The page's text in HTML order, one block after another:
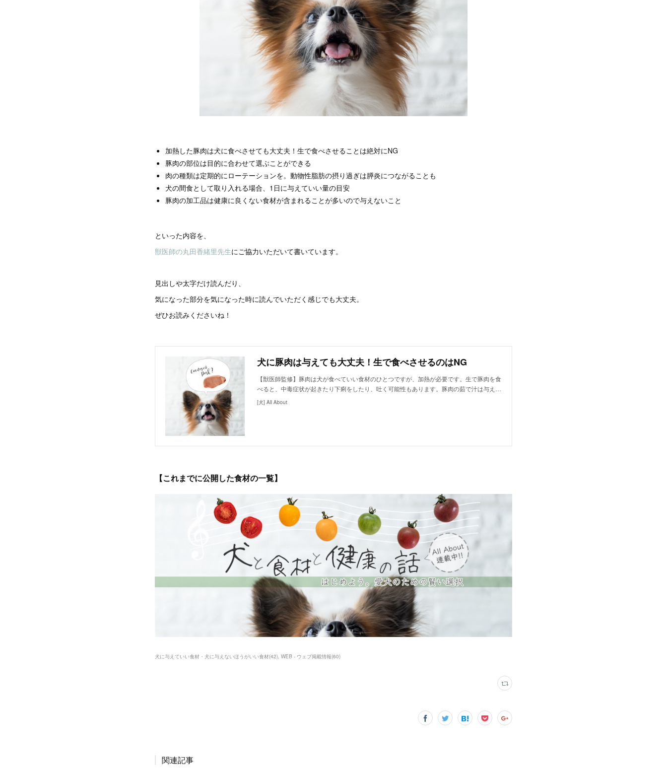
加熱した豚肉は犬に食べさせても大丈夫！生で食べさせることは絶対にNG
豚肉の部位は目的に合わせて選ぶことができる
肉の種類は定期的にローテーションを。動物性脂肪の摂り過ぎは膵炎につながることも
犬の間食として取り入れる場合、1日に与えていい量の目安
豚肉の加工品は健康に良くない食材が含まれることが多いので与えないこと
といった内容を、
獣医師の丸田香緒里先生にご協力いただいて書いています。
見出しや太字だけ読んだり、
気になった部分を気になった時に読んでいただく感じでも大丈夫。
ぜひお読みくださいね！
犬に豚肉は与えても大丈夫！生で食べさせるのはNG
【獣医師監修】豚肉は犬が食べていい食材のひとつですが、加熱が必要です。生で豚肉を食
べると、中毒症状が起きたり下痢をしたり、吐く可能性もあります。豚肉の茹で汁は与え…
[犬] All About
【これまでに公開した食材の一覧】
犬に与えていい食材・犬に与えないほうがいい食材(42) WEB - ウェブ掲載情報(60)
関連記事